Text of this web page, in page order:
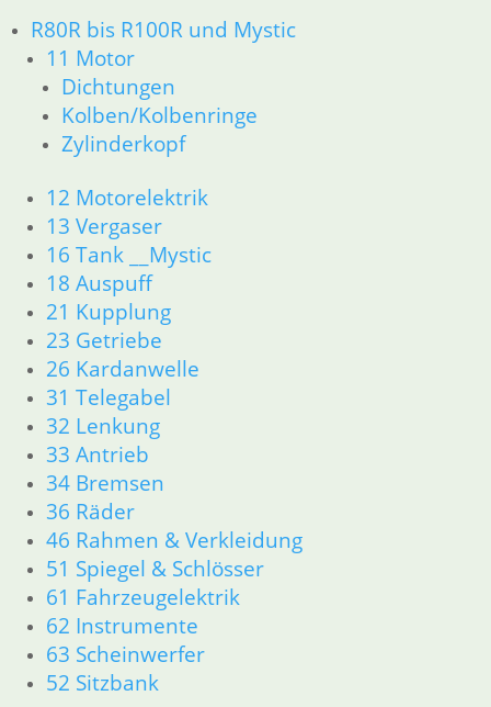
R80R bis R100R und Mystic
11 Motor
Dichtungen
Kolben/Kolbenringe
Zylinderkopf
12 Motorelektrik
13 Vergaser
16 Tank __Mystic
18 Auspuff
21 Kupplung
23 Getriebe
26 Kardanwelle
31 Telegabel
32 Lenkung
33 Antrieb
34 Bremsen
36 Räder
46 Rahmen & Verkleidung
51 Spiegel & Schlösser
61 Fahrzeugelektrik
62 Instrumente
63 Scheinwerfer
52 Sitzbank
Dichtungen
Kolben/Kolbenringe
Zylinderkopf
12 Motorelektrik
13 Vergaser
18 Auspuff
21 Kupplung
23 Getriebe
26 Kardanwelle
31 Telegabel
32 Lenkung
33 Antrieb
34 Bremsen
36 Räder
46 Rahmen & Verkleidung
51 Spiegel & Schlösser
52 Sitzbank
61 Fahrzeugelektrik
62 Instrumente
63 Scheinwerfer
R80R bis R100R und Mystic
11 Motor
Dichtungen
Kolben/Kolbenringe
Zylinderkopf
12 Motorelektrik